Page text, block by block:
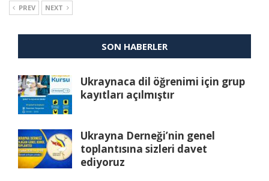
PREV NEXT
SON HABERLER
Ukraynaca dil öğrenimi için grup
kayıtları açılmıştır
Ukrayna Derneği’nin genel
toplantısına sizleri davet
ediyoruz